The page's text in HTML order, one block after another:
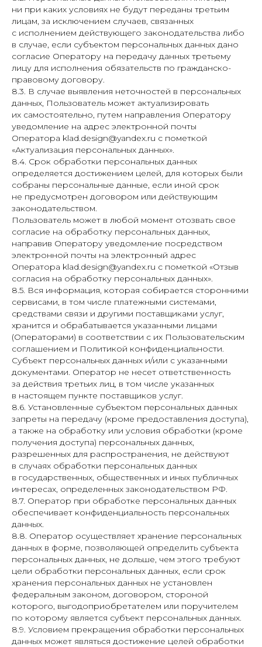
ни при каких условиях не будут переданы третьим
лицам, за исключением случаев, связанных
с исполнением действующего законодательства либо
в случае, если субъектом персональных данных дано
согласие Оператору на передачу данных третьему
лицу для исполнения обязательств по гражданско-
правовому договору.
8.3. В случае выявления неточностей в персональных
данных, Пользователь может актуализировать
их самостоятельно, путем направления Оператору
уведомление на адрес электронной почты
Оператора klad.design@yandex.ru с пометкой
«Актуализация персональных данных».
8.4. Срок обработки персональных данных
определяется достижением целей, для которых были
собраны персональные данные, если иной срок
не предусмотрен договором или действующим
законодательством.
Пользователь может в любой момент отозвать свое
согласие на обработку персональных данных,
направив Оператору уведомление посредством
электронной почты на электронный адрес
Оператора klad.design@yandex.ru с пометкой «Отзыв
согласия на обработку персональных данных».
8.5. Вся информация, которая собирается сторонними
сервисами, в том числе платежными системами,
средствами связи и другими поставщиками услуг,
хранится и обрабатывается указанными лицами
(Операторами) в соответствии с их Пользовательским
соглашением и Политикой конфиденциальности.
Субъект персональных данных и/или с указанными
документами. Оператор не несет ответственность
за действия третьих лиц, в том числе указанных
в настоящем пункте поставщиков услуг.
8.6. Установленные субъектом персональных данных
запреты на передачу (кроме предоставления доступа),
а также на обработку или условия обработки (кроме
получения доступа) персональных данных,
разрешенных для распространения, не действуют
в случаях обработки персональных данных
в государственных, общественных и иных публичных
интересах, определенных законодательством РФ.
8.7. Оператор при обработке персональных данных
обеспечивает конфиденциальность персональных
данных.
8.8. Оператор осуществляет хранение персональных
данных в форме, позволяющей определить субъекта
персональных данных, не дольше, чем этого требуют
цели обработки персональных данных, если срок
хранения персональных данных не установлен
федеральным законом, договором, стороной
которого, выгодоприобретателем или поручителем
по которому является субъект персональных данных.
8.9. Условием прекращения обработки персональных
данных может являться достижение целей обработки
ВЕБ-СТУДИЯ
График работы:
ежедневно 9:00-18:00
ИП Селин Алексей Владимирович
ИНН 250714905080
Оставить заявку
Компания в 2ГИС
Политика конфиденциальности
klad.design@yandex.ru